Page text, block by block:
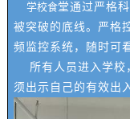
学校食堂通过严格
被突破的底线。严格
频监控系统，随时可
所有人员进入学校
须出示自己的有效出